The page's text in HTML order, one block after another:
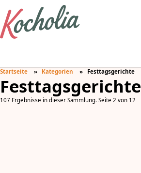
Startseite Kategorien Festtagsgerichte
Festtagsgerichte
107 Ergebnisse in dieser Sammlung. Seite 2 von 12